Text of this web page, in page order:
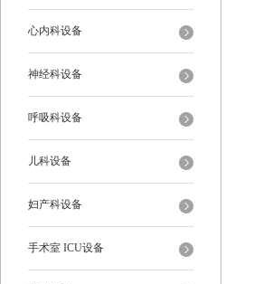
心内科设备
神经科设备
呼吸科设备
儿科设备
妇产科设备
手术室 ICU设备